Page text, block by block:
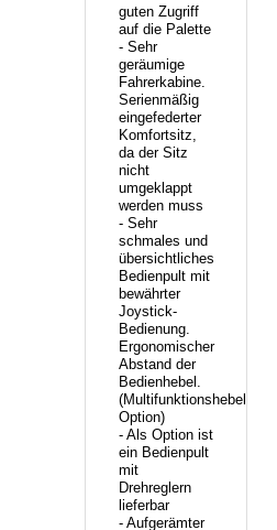
guten Zugriff
auf die Palette
- Sehr
geräumige
Fahrerkabine.
Serienmäßig
eingefederter
Komfortsitz,
da der Sitz
nicht
umgeklappt
werden muss
- Sehr
schmales und
übersichtliches
Bedienpult mit
bewährter
Joystick-
Bedienung.
Ergonomischer
Abstand der
Bedienhebel.
(Multifunktionshebel
Option)
- Als Option ist
ein Bedienpult
mit
Drehreglern
lieferbar
- Aufgerämter